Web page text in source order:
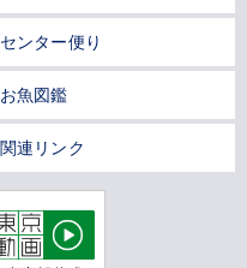
センター便り
お魚図鑑
関連リンク